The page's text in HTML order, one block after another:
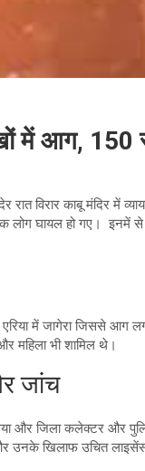
में आग, 150
विरार काबू मंदिर में
घायल हो गए। इनमें से
में जागेरा जिससे
महिला भी शामिल थे।
जांच
और जिला कलेक्टर और
उनके खिलाफ उचित